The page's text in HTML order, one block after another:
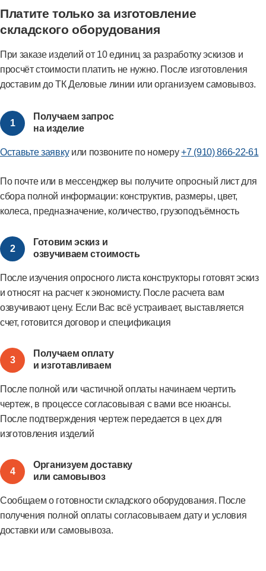
Платите только за изготовление
складского оборудования
При заказе изделий от 10 единиц за разработку эскизов и
просчёт стоимости платить не нужно. После изготовления
доставим до ТК Деловые линии или организуем самовывоз.
1
Получаем запрос
на изделие
Оставьте заявкуили позвоните по номеру+7 (910) 866-22-61
По почте или в мессенджер вы получите опросный лист для
сбора полной информации: конструктив, размеры, цвет,
колеса, предназначение, количество, грузоподъёмность
2
Готовим эскиз и
озвучиваем стоимость
После изучения опросного листа конструкторы готовят эскиз
и относят на расчет к экономисту. После расчета вам
озвучивают цену. Если Вас всё устраивает, выставляется
счет, готовится договор и спецификация
3
Получаем оплату
и изготавливаем
После полной или частичной оплаты начинаем чертить
чертеж, в процессе согласовывая с вами все нюансы.
После подтверждения чертеж передается в цех для
изготовления изделий
4
Организуем доставку
или самовывоз
Сообщаем о готовности складского оборудования. После
получения полной оплаты согласовываем дату и условия
доставки или самовывоза.